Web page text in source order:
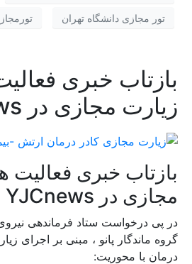
تور مجازی دانشگاه تهران
بازتاب خبری
زیارت مجازی در YJCnews
بازتاب خبری فعالیت
مجازی در YJCnews
در پی درخواست ستاد فرماندهی
گروه ماندگار پانو ، مبنی بر اجرای
درمان با محوریت: